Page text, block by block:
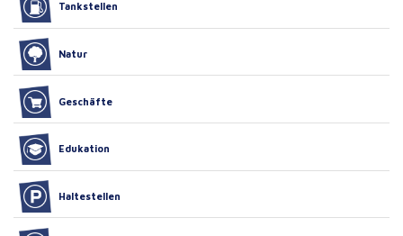
Tankstellen
Natur
Geschäfte
Edukation
Haltestellen